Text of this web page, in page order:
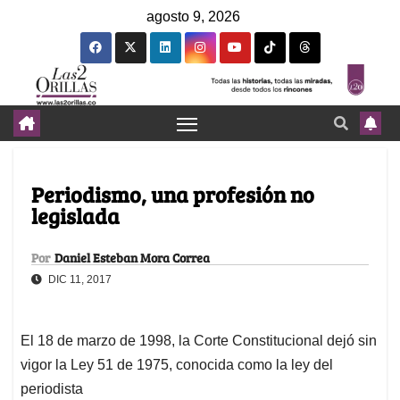
agosto 9, 2026
Periodismo, una profesión no
legislada
Por Daniel Esteban Mora Correa
DIC 11, 2017
El 18 de marzo de 1998, la Corte Constitucional dejó sin
vigor la Ley 51 de 1975, conocida como la ley del
periodista